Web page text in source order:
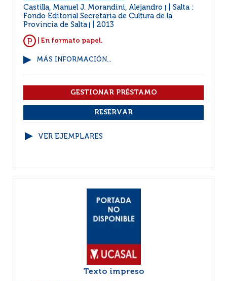
Castilla, Manuel J. Morandini, Alejandro
Salta :
Fondo Editorial Secretaria de Cultura de la
Provincia de Salta
2013
| En formato papel.
MÁS INFORMACIÓN...
VER EJEMPLARES
Texto impreso